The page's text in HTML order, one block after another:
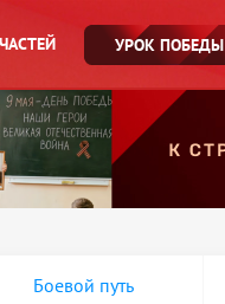
УРОК ПОБЕДЫ
Боевой путь